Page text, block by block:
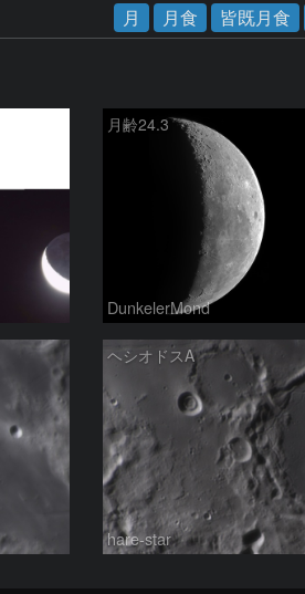
月 月食 皆既月食
月齢24.3
DunkelerMond
ヘシオドスA
hare-star